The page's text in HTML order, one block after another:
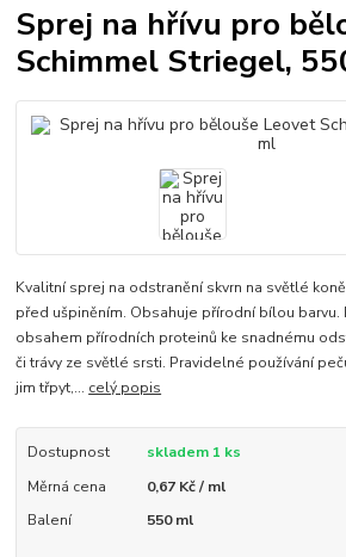
Sprej na hřívu pro
Schimmel Striegel,
Kvalitní sprej na odstranění skvrn na světlé
před ušpiněním. Obsahuje přírodní bílou barvu.
obsahem přírodních proteinů ke snadnému
či trávy ze světlé srsti. Pravidelné používání
jim třpyt,... celý popis
Dostupnost
skladem 1 ks
Měrná cena
0,67 Kč / ml
Balení
550 ml